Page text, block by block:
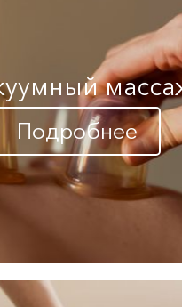
Подробнее